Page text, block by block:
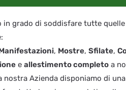
in grado di soddisfare tutte
, Mostre, Sfilate,
e allestimento completo a
nostra Azienda disponiamo di una